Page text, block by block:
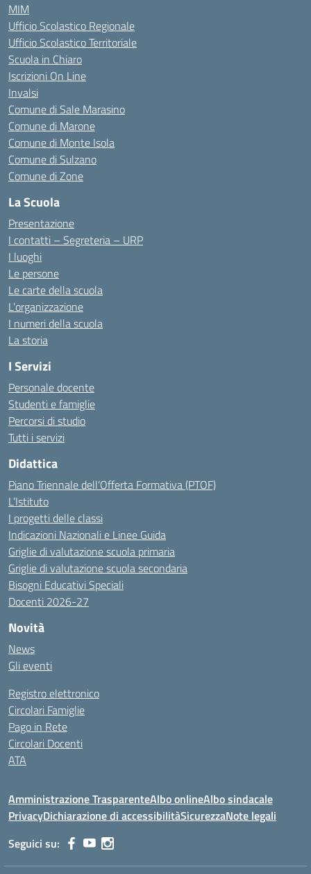
MIM
Ufficio Scolastico Regionale
Ufficio Scolastico Territoriale
Scuola in Chiaro
Iscrizioni On Line
Invalsi
Comune di Sale Marasino
Comune di Marone
Comune di Monte Isola
Comune di Sulzano
Comune di Zone
La Scuola
Presentazione
I contatti – Segreteria – URP
I luoghi
Le persone
Le carte della scuola
L’organizzazione
I numeri della scuola
La storia
I Servizi
Personale docente
Studenti e famiglie
Percorsi di studio
Tutti i servizi
Didattica
Piano Triennale dell’Offerta Formativa (PTOF)
L’Istituto
I progetti delle classi
Indicazioni Nazionali e Linee Guida
Griglie di valutazione scuola primaria
Griglie di valutazione scuola secondaria
Bisogni Educativi Speciali
Docenti 2026-27
Novità
News
Gli eventi
Registro elettronico
Circolari Famiglie
Pago in Rete
Circolari Docenti
ATA
Amministrazione TrasparenteAlbo onlineAlbo sindacale
PrivacyDichiarazione di accessibilitàSicurezzaNote legali
Seguici su: